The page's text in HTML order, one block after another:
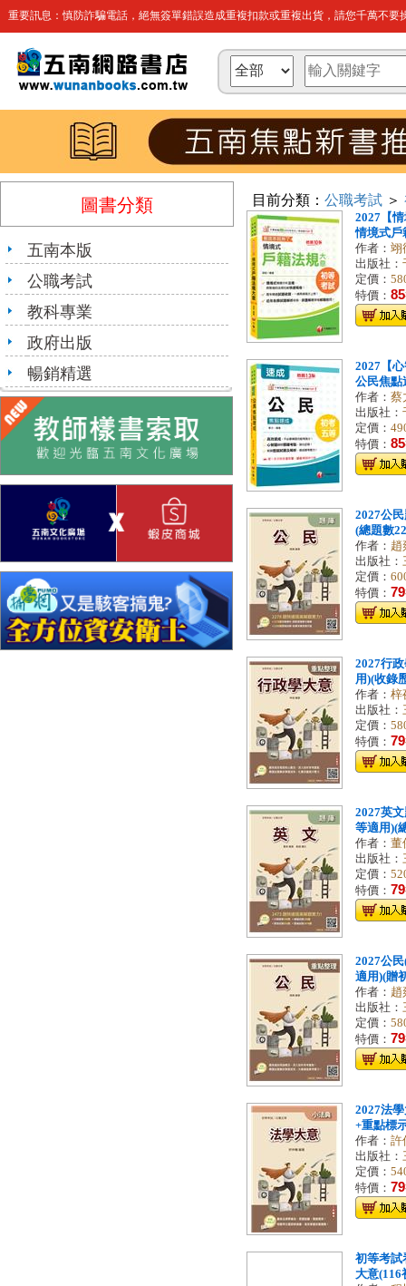
重要訊息：慎防詐騙電話，絕無簽單錯誤造成重複扣款或重複出貨，請您千萬不要
圖書分類
五南本版
公職考試
教科專業
政府出版
暢銷精選
目前分類： 公職考試 ＞
2027【
情境式戶
作者： 翊
出版社：
定價：
特價： 85
2027【
公民焦點
作者： 蔡
出版社：
定價：
特價： 85
2027公
(總題數
作者： 趙
出版社：
定價：
特價： 79
2027行
用)(收錄
作者： 梓
出版社：
定價：
特價： 79
2027英
等適用)(
作者： 董
出版社：
定價：
特價： 79
2027公
適用)(贈
作者： 趙
出版社：
定價：
特價： 79
2027法
+重點標
作者： 許
出版社：
定價：
特價： 79
初等考試
大意(116